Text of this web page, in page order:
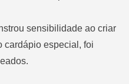
sensibilidade ao criar
cardápio especial, foi